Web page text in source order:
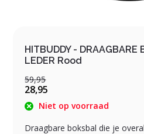
HITBUDDY - DRAAGBARE
LEDER Rood
59,95
28,95
Niet op voorraad
Draagbare boksbal die je